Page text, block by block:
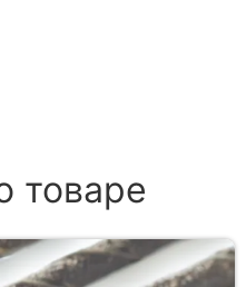
товаре